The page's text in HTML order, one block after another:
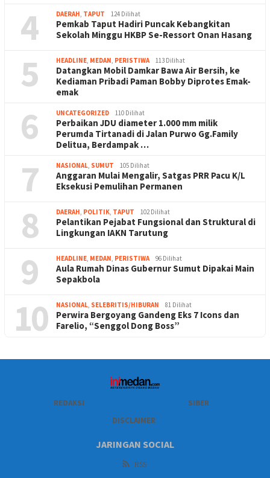
4 DAERAH, TAPUT 124 Dilihat
Pemkab Taput Hadiri Puncak Kebangkitan
Sekolah Minggu HKBP Se-Ressort Onan Hasang
5 HEADLINE, MEDAN, PERISTIWA 113 Dilihat
Datangkan Mobil Damkar Bawa Air Bersih, ke
Kediaman Pribadi Paman Bobby Diprotes Emak-
emak
6 UNCATEGORIZED 110 Dilihat
Perbaikan JDU diameter 1.000 mm milik
Perumda Tirtanadi di Jalan Purwo Gg.Family
Delitua, Berdampak …
7 NASIONAL, SUMUT 105 Dilihat
Anggaran Mulai Mengalir, Satgas PRR Pacu K/L
Eksekusi Pemulihan Permanen
8 DAERAH, POLITIK, TAPUT 102 Dilihat
Pelantikan Pejabat Fungsional dan Struktural di
Lingkungan IAKN Tarutung
9 HEADLINE, MEDAN, PERISTIWA 96 Dilihat
Aula Rumah Dinas Gubernur Sumut Dipakai Main
Sepakbola
10 NASIONAL, SELEBRITIS/HIBURAN 81 Dilihat
Perwira Bergoyang Gandeng Eks 7 Icons dan
Farelio, “Senggol Dong Boss”
REDAKSI
SIBER
DISCLAIMER
JARINGAN SOCIAL
RSS